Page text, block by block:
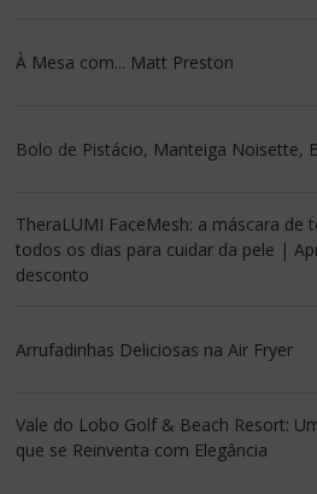
À Mesa com... Matt Preston
Bolo de Pistácio, Manteiga Noisette,
TheraLUMI FaceMesh: a máscara de
todos os dias para cuidar da pele |
desconto
Arrufadinhas Deliciosas na Air Fryer
Vale do Lobo Golf & Beach Resort:
que se Reinventa com Elegância